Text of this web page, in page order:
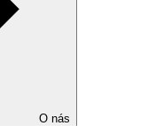
O nás